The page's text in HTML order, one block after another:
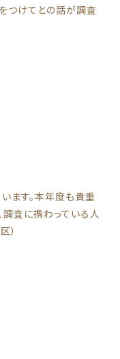
つけてとの話が調査
ます。本年度も貴重
査に携わっている人
）